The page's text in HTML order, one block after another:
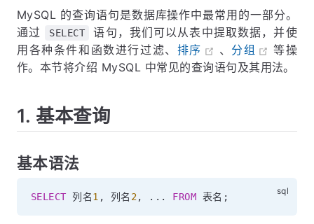
示例
9. 使用别名 (AS)
示例
示例
示例
MySQL 的查询语句是数据库操作中最常用的一部分。
通过
SELECT
语句，我们可以从表中提取数据，并使
用各种条件和函数进行过滤、 排序 、 分组
等操
作。本节将介绍 MySQL 中常见的查询语句及其用法。
1. 基本查询
基本语法
SELECT 列名1 , 列名 2, . . . FROM 表名 ;